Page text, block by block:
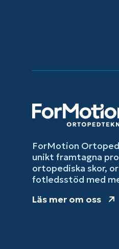
ForMotion
unikt framtagna
ortopediska skor,
fotledsstöd med
Läs mer om oss